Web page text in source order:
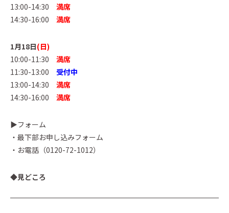
13:00-14:30 満席
14:30-16:00 満席
1月18日(日)
10:00-11:30 満席
11:30-13:00 受付中
13:00-14:30 満席
14:30-16:00 満席
▶︎フォーム
・最下部お申し込みフォーム
・お電話（0120-72-1012）
◆見どころ